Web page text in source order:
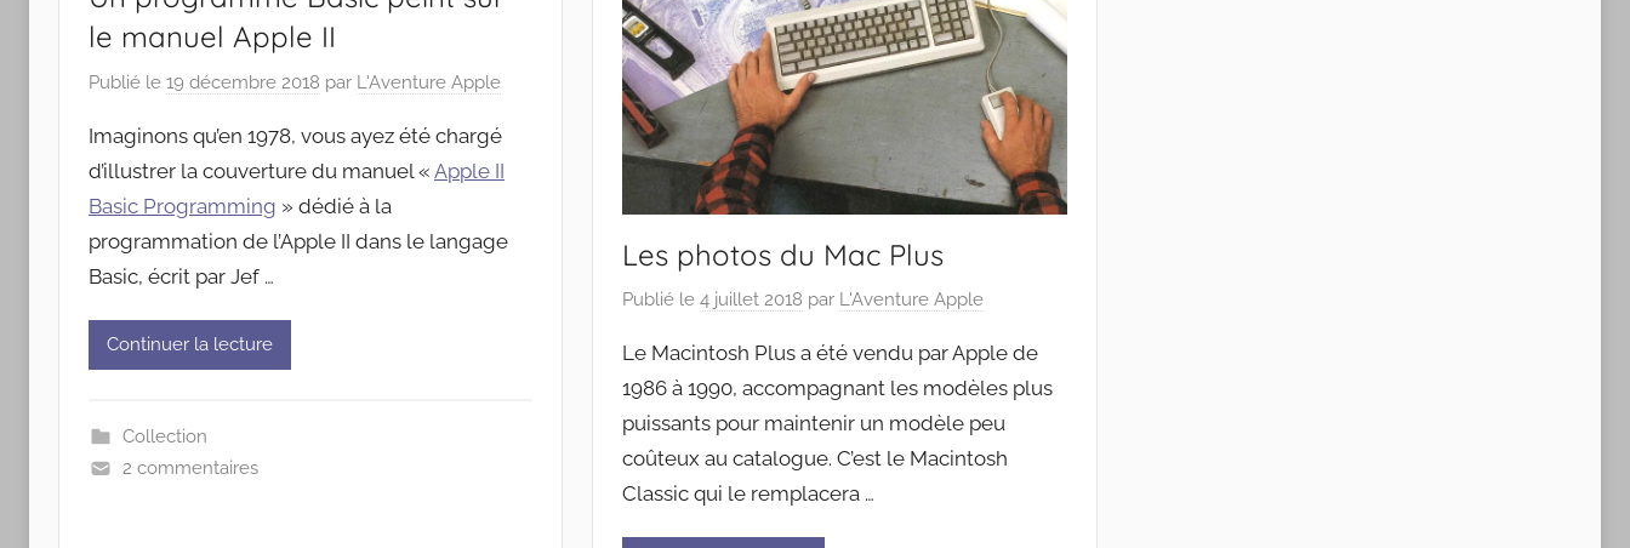
le manuel Apple II
Publié le 19 décembre 2018 par L'Aventure Apple
Imaginons qu’en 1978, vous ayez été chargé
d’illustrer la couverture du manuel « Apple II
Basic Programming » dédié à la
programmation de l’Apple II dans le langage
Basic, écrit par Jef …
Continuer la lecture
Collection
2 commentaires
Les photos du Mac Plus
Publié le4 juillet 2018 par L'Aventure Apple
Le Macintosh Plus a été vendu par Apple de
1986 à 1990, accompagnant les modèles plus
puissants pour maintenir un modèle peu
coûteux au catalogue. C’est le Macintosh
Classic qui le remplacera …